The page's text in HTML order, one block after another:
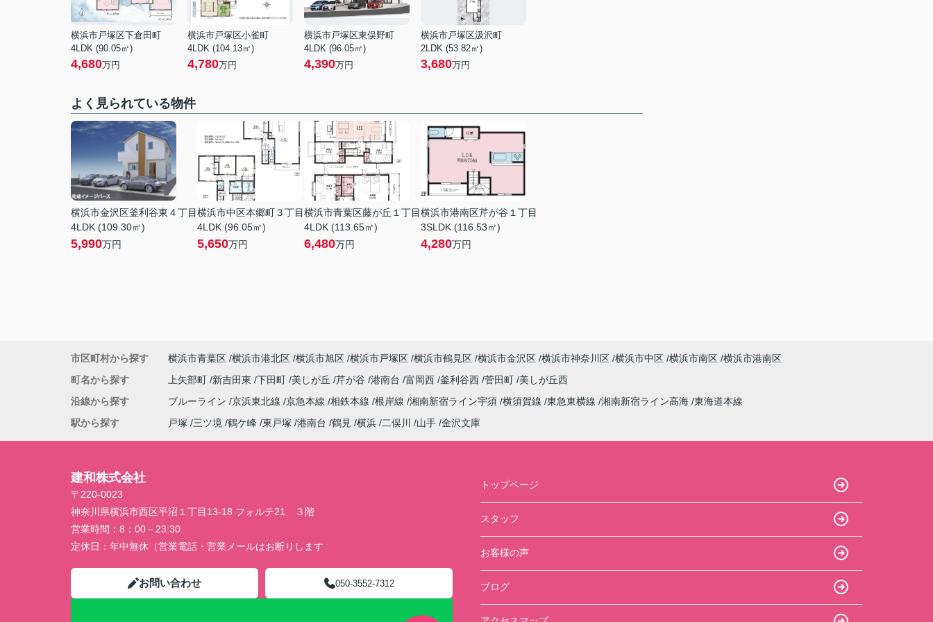
横浜市戸塚区下倉田町
4LDK (90.05㎡)
4,680万円
横浜市戸塚区小雀町
4LDK (104.13㎡)
4,780万円
横浜市戸塚区東俣野町
4LDK (96.05㎡)
4,390万円
横浜市戸塚区汲沢町
2LDK (53.82㎡)
3,680万円
よく見られている物件
横浜市金沢区釜利谷東４丁目
4LDK (109.30㎡)
5,990万円
横浜市中区本郷町３丁目
4LDK (96.05㎡)
5,650万円
横浜市青葉区藤が丘１丁目
4LDK (113.65㎡)
6,480万円
横浜市港南区芹が谷１丁目
3SLDK (116.53㎡)
4,280万円
市区町村から探す 横浜市青葉区 横浜市港北区 横浜市旭区 横浜市戸塚区 横浜市鶴見区 横浜市金沢区 横浜市神奈川区 横浜市中区 横浜市南区 横浜市港南区
町名から探す
上矢部町 新吉田東 下田町 美しが丘 芹が谷 港南台 富岡西 釜利谷西 菅田町 美しが丘西
沿線から探す
ブルーライン 京浜東北線 京急本線 相鉄本線 根岸線 湘南新宿ライン宇須 横須賀線 東急東横線 湘南新宿ライン高海 東海道本線
駅から探す
戸塚 三ツ境 鶴ケ峰 東戸塚 港南台 鶴見 横浜 二俣川 山手 金沢文庫
建和株式会社
〒220-0023
神奈川県横浜市西区平沼１丁目13-18 フォルテ21 ３階
営業時間： 8：00－23:30
定休日： 年中無休（営業電話・営業メールはお断りします
お問い合わせ 050-3552-7312
トップページ
スタッフ
お客様の声
ブログ